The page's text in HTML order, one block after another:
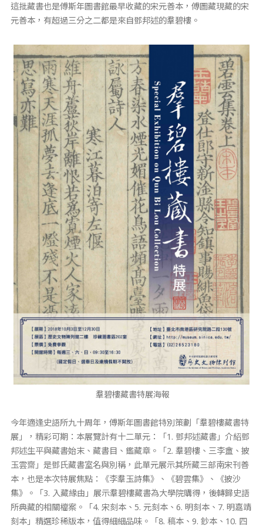
這批藏書也是傅斯年圖書館最早收藏的宋元善本，傅圖藏現藏的宋
元善本，有超過三分之二都是來自鄧邦述的羣碧樓。
羣碧樓藏書特展海報
今年適逢史語所九十周年，傅斯年圖書館特別策劃「羣碧樓藏書特
展」，精彩可期：本展覽計有十二單元：「1. 鄧邦述藏書」介紹鄧
邦述生平與藏書始末、藏書目、鑑藏章。「2. 羣碧樓、三李盦、披
玉雲齋」是鄧氏藏書室名與別稱，此單元展示其所藏三部南宋刊善
本，也是本次特展焦點：《李羣玉詩集》、《碧雲集》、《披沙
集》。「3. 入藏緣由」展示羣碧樓藏書為大學院購得，後轉歸史語
所典藏的相關檔案。「4. 宋刻本、5. 元刻本、6. 明刻本、7. 明嘉靖
刻本」精選珍稀版本，值得細細品味。「8. 稿本、9. 鈔本、10. 四